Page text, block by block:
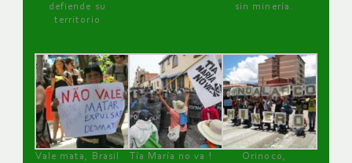
defiende su
territorio
sin minería.
Vale mata, Brasil
Tía María no va !
Orinoco,